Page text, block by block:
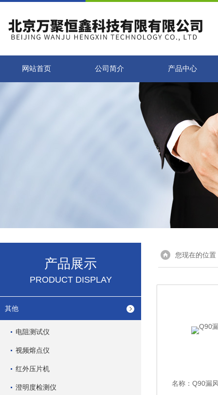
网站首页 公司简介 产品中心
产品展示
PRODUCT DISPLAY
其他
电阻测试仪
视频熔点仪
红外压片机
澄明度检测仪
您现在的位置
名称： Q90漏